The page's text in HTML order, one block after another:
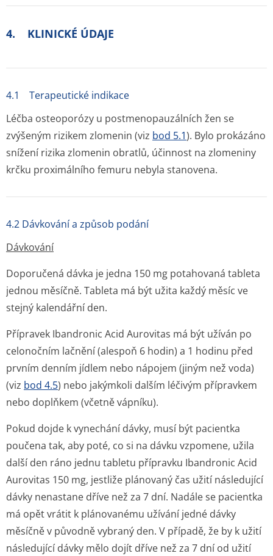
4. KLINICKÉ ÚDAJE
4.1 Terapeutické indikace
Léčba osteoporózy u postmenopau­zálních žen se
zvýšeným rizikem zlomenin (viz bod 5.1). Bylo prokázáno
snížení rizika zlomenin obratlů, účinnost na zlomeniny
krčku proximálního femuru nebyla stanovena.
4.2 Dávkování a způsob podání
Dávkování
Doporučená dávka je jedna 150 mg potahovaná tableta
jednou měsíčně. Tableta má být užita každý měsíc ve
stejný kalendářní den.
Přípravek Ibandronic Acid Aurovitas má být užíván po
celonočním lačnění (alespoň 6 hodin) a 1 hodinu před
prvním denním jídlem nebo nápojem (jiným než voda)
(viz bod 4.5) nebo jakýmkoli dalším léčivým přípravkem
nebo doplňkem (včetně vápníku).
Pokud dojde k vynechání dávky, musí být pacientka
poučena tak, aby poté, co si na dávku vzpomene, užila
další den ráno jednu tabletu přípravku Ibandronic Acid
Aurovitas 150 mg, jestliže plánovaný čas užití následující
dávky nenastane dříve než za 7 dní. Nadále se pacientka
má opět vrátit k plánovanému užívání jedné dávky
měsíčně v původně vybraný den. V případě, že by k užití
následující dávky mělo dojít dříve než za 7 dní od užití